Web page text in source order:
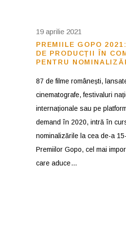
19 aprilie 2021
PREMIILE GOPO
DE PRODUCȚII ÎN
PENTRU
87 de filme românești,
cinematografe, festivaluri
internaționale sau pe
demand în 2020, intră în
nominalizările la cea de-a
Premiilor Gopo, cel mai
care aduce